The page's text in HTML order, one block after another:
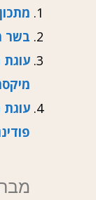
בשר מס 5 בתנור —
עוגת
עוגת